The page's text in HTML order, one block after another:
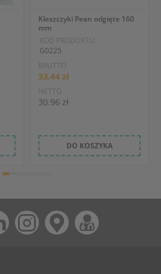
Kleszczyki Pean odgięte 160
mm
KOD PRODUKTU:
G0225
BRUTTO
33.44 zł
NETTO
30.96 zł
DO KOSZYKA